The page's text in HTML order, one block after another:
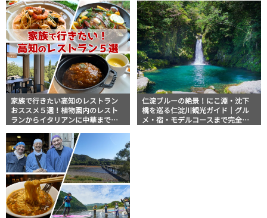
家族で行きたい高知のレストラン
おススメ５選！植物園内のレスト
ランからイタリアンに中華まで楽
仁淀ブルーの絶景！にこ淵・沈下
橋を巡る仁淀川観光ガイド｜グル
メ・宿・モデルコースまで完全網